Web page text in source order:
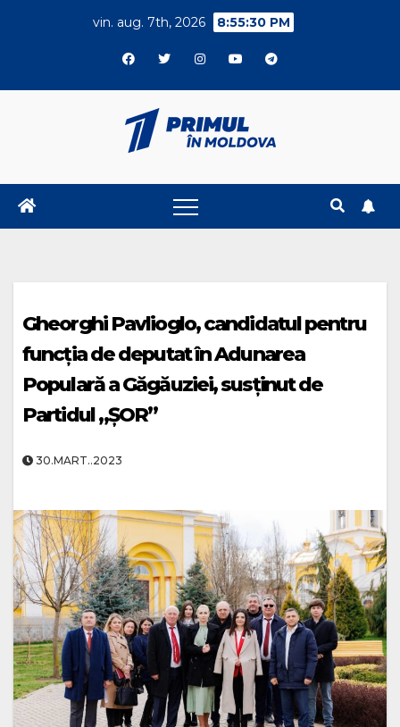
vin. aug. 7th, 2026 8:55:31 PM
Gheorghi Pavlioglo, candidatul pentru
funcția de deputat în Adunarea
Populară a Găgăuziei, susținut de
Partidul „ȘOR”
30.MART..2023